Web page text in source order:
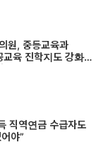
원, 중등교육과
육 진학지도 강화
직역연금 수급자도
야”